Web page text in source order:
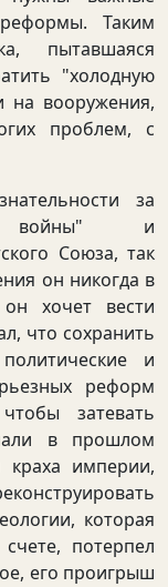
Таким
пытавшаяся
"холодную
на вооружения,
проблем, с
за
войны" и
Союза, так
он никогда в
хочет вести
что сохранить
и
реформ
затевать
в прошлом
краха империи,
которая
потерпел
его проигрыш